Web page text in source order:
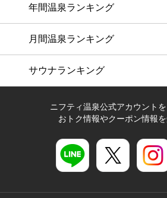
年間温泉ランキング
月間温泉ランキング
サウナランキング
ニフティ温泉公式アカウント
おトク情報やクーポン情報